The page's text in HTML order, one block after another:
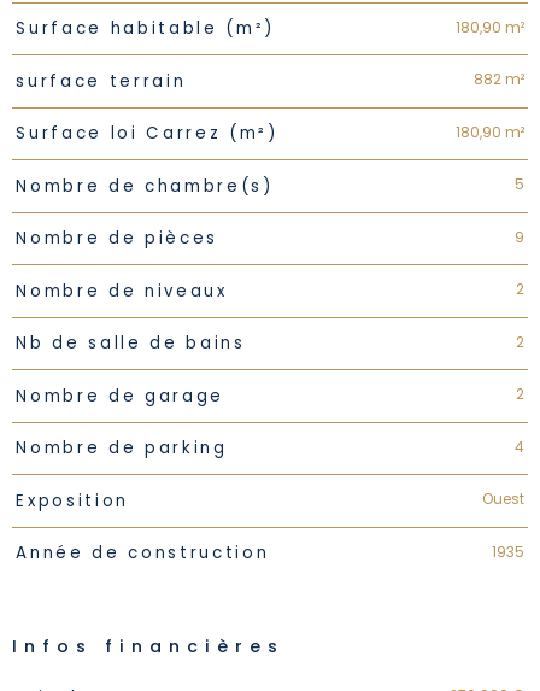
Surface habitable (m²) 180,90 m²
surface terrain 882 m²
Surface loi Carrez (m²) 180,90 m²
Nombre de chambre(s) 5
Nombre de pièces 9
Nombre de niveaux 2
Nb de salle de bains 2
Nombre de garage 2
Nombre de parking 4
Exposition Ouest
Année de construction 1935
Infos financières